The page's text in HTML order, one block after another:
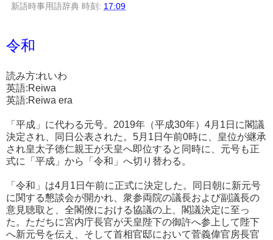
新語時事用語辞典 時刻: 17:09
令和
読み方:れいわ
英語:Reiwa
英語:Reiwa era
「平成」に代わる元号。2019年（平成30年）4月1日に閣議
決定され、同日公表された。5月1日午前0時に、皇位が継承
され皇太子徳仁親王が天皇へ即位すると同時に、元号も正
式に「平成」から「令和」へ切り替わる。
「令和」は4月1日午前に正式に決定した。同日朝に新元号
に関する懇談会が開かれ、衆参両院の議長および副議長の
意見聴取と、全閣僚における協議の上、閣議決定に至っ
た。ただちに宮内庁長官が天皇陛下の御許へ参上して陛下
へ新元号を伝え、そして首相官邸において菅義偉官房長官